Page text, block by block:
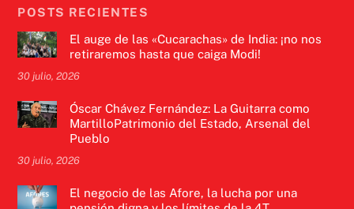
POSTS RECIENTES
El auge de las «Cucarachas» de India: ¡no nos
retiraremos hasta que caiga Modi!
30 julio, 2026
Óscar Chávez Fernández: La Guitarra como
MartilloPatrimonio del Estado, Arsenal del
Pueblo
30 julio, 2026
El negocio de las Afore, la lucha por una